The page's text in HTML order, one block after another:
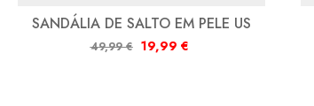
SANDÁLIA DE SALTO EM PELE US
49,99€ 19,99 €